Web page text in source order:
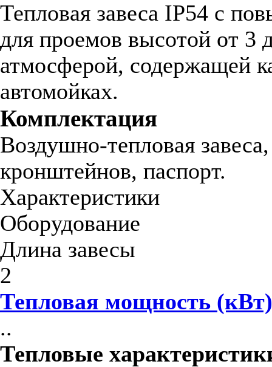
Тепловая завеса IP54 с
для проемов высотой от 3
атмосферой, содержащей
автомойках.
Комплектация
Воздушно-тепловая
кронштейнов, паспорт.
Характеристики
Оборудование
Длина завесы
2
Тепловая мощность (кВт)
..
Тепловые